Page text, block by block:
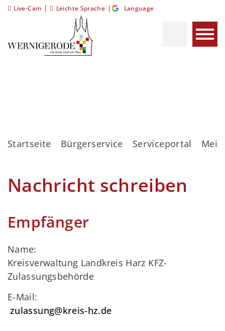
Live-Cam | Leichte Sprache | Language
Startseite Bürgerservice Serviceportal
Nachricht schreiben
Empfänger
Name:
Kreisverwaltung Landkreis Harz KFZ-
Zulassungsbehörde
E-Mail:
zulassung@kreis-hz.de